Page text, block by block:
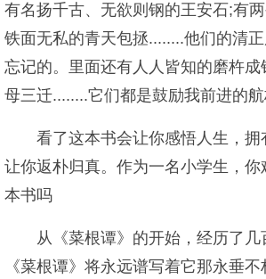
有名扬千古、无欲则钢的王安石;有
铁面无私的青天包拯........他们的清
忘记的。里面还有人人皆知的磨杵成
母三迁........它们都是鼓励我前进的航
看了这本书会让你感悟人生，
让你返朴归真。作为一名小学生，
本书吗
从《菜根谭》的开始，经历了几
《菜根谭》将永远谱写着它那永垂